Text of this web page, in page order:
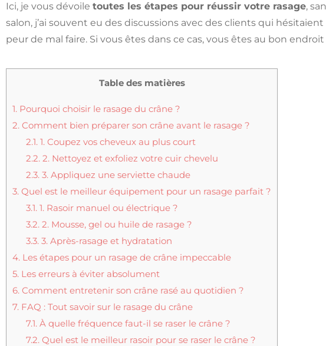
Ici, je vous dévoile toutes les étapes pour réussir votre rasage,
salon, j’ai souvent eu des discussions avec des clients qui
peur de mal faire. Si vous êtes dans ce cas, vous êtes au bon endroit
Table des matières
1. Pourquoi choisir le rasage du crâne ?
2. Comment bien préparer son crâne avant le rasage ?
2.1. 1. Coupez vos cheveux au plus court
2.2. 2. Nettoyez et exfoliez votre cuir chevelu
2.3. 3. Appliquez une serviette chaude
3. Quel est le meilleur équipement pour un rasage parfait ?
3.1. 1. Rasoir manuel ou électrique ?
3.2. 2. Mousse, gel ou huile de rasage ?
3.3. 3. Après-rasage et hydratation
4. Les étapes pour un rasage de crâne impeccable
5. Les erreurs à éviter absolument
6. Comment entretenir son crâne rasé au quotidien ?
7. FAQ : Tout savoir sur le rasage du crâne
7.1. À quelle fréquence faut-il se raser le crâne ?
7.2. Quel est le meilleur rasoir pour se raser le crâne ?